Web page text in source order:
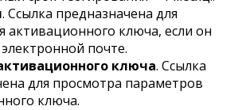
. Ссылка предназначена для
активационного ключа, если он
почте.
ключа. Ссылка
для просмотра параметров
ключа.